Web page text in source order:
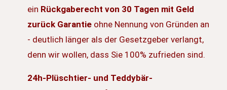
ein Rückgaberecht von 30 Tagen mit Geld
zurück Garantie ohne Nennung von Gründen an
- deutlich länger als der Gesetzgeber verlangt,
denn wir wollen, dass Sie 100% zufrieden sind.
24h-Plüschtier- und Teddybär-